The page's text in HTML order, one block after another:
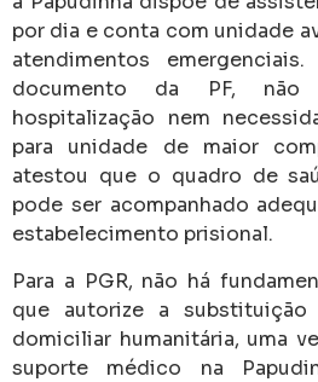
por dia e conta com unidade
atendimentos emergenciais.
documento da PF,
hospitalização nem
para unidade de maior
atestou que o quadro de
pode ser acompanhado
estabelecimento prisional.
Para a PGR, não há
que autorize a
domiciliar humanitária, uma
suporte médico na